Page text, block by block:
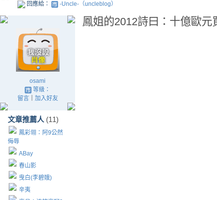
回應給： -Uncle-（uncleblog）
osami
等級：
留言｜ 加入好友
文章推薦人 (11)
鳳彩翎：阿9公然
侮辱
ABay
春山影
曳白(李碧娥)
辛夷
鳳姐的2012詩曰：十億歐元